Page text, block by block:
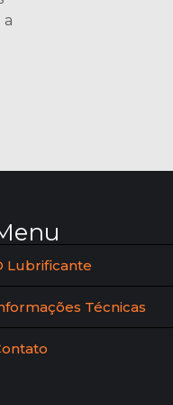
a
Lubrificante
Técnicas